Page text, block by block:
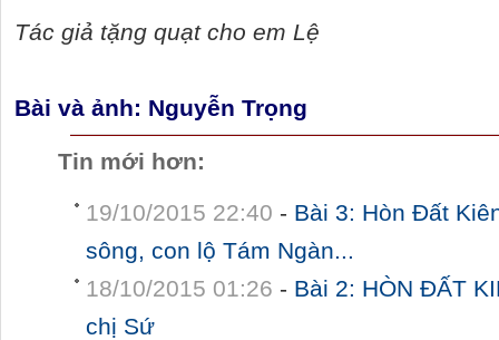
Tác giả tặng quạt cho em Lệ
Bài và ảnh: Nguyễn Trọng
Tin mới hơn:
19/10/2015 22:40 - Bài 3: Hòn Đất
sông, con lộ Tám Ngàn...
18/10/2015 01:26 - Bài 2: HÒN ĐẤT
chị Sứ